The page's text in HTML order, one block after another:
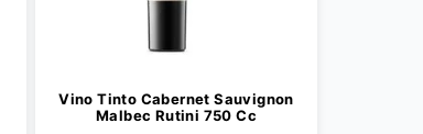
Vino Tinto Cabernet Sauvignon
Malbec Rutini 750 Cc